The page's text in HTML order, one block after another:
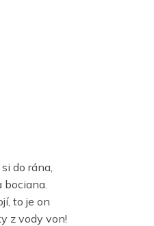
do rána,
bociana.
to je on
z vody von!